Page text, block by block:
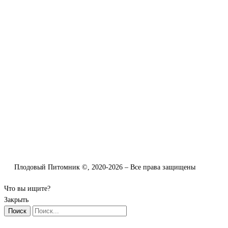
Плодовый Питомник ©, 2020-2026 – Все права защищены
Что вы ищите?
Закрыть
Поиск